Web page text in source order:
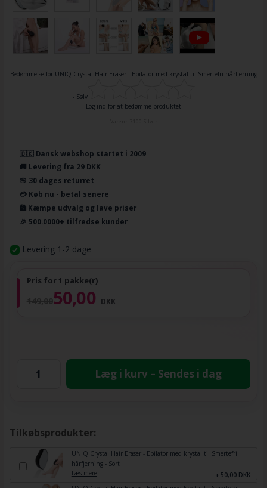
Bedømmelse for UNIQ Crystal Hair Eraser - Epilator med krystal til Smertefri hårfjerning
- Sølv
Log ind for at bedømme produktet
🇩🇰 Dansk webshop startet i 2009
🚚 Levering fra 29 DKK
🌸 30 dages returret
💳 Køb nu - betal senere
🛍️ Kæmpe udvalg og lave priser
🎉 500.0000+ tilfredse kunder
Levering 1-2 dage
Pris for 1 pakke(r)
50,00 DKK
Læg i kurv – Sendes i dag
Tilkøbsprodukter:
UNIQ Crystal Hair Eraser - Epilator med krystal til Smertefri
hårfjerning - Sort
Læs mere
+ 50,00 DKK